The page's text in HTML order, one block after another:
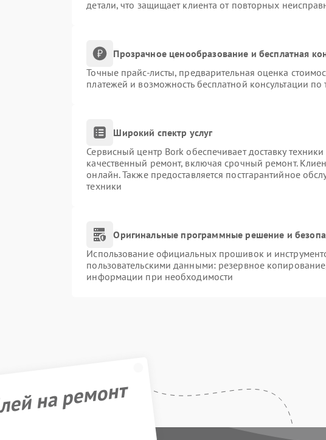
детали, что защищает клиента от повторных
Прозрачное ценообразование и бесплатная
Точные прайс-листы, предварительная оценка
платежей и возможность бесплатной консультации
Широкий спектр услуг
Сервисный центр Bork обеспечивает доставку
качественный ремонт, включая срочный ремонт.
онлайн. Также предоставляется постгарантийное
техники
Оригинальные программные решение и
Использование официальных прошивок и
пользовательскими данными: резервное
информации при необходимости
на ремонт